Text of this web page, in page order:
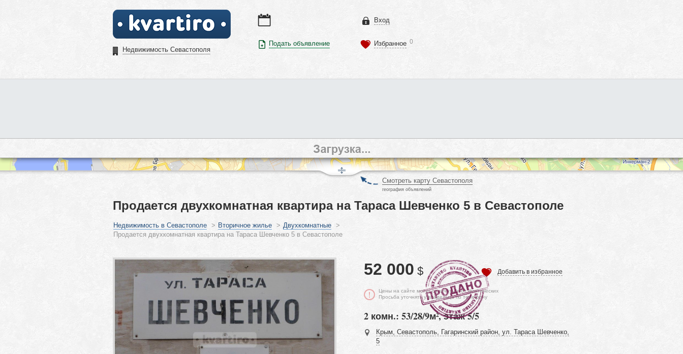
Недвижимость Севастополя
Подать объявление
Вход
Избранное 0
Смотреть карту Севастополя
география объявлений
Продается двухкомнатная квартира на Тараса Шевченко 5 в Севастополе
Недвижимость в Севастополе > Вторичное жилье > Двухкомнатные >
Продается двухкомнатная квартира на Тараса Шевченко 5 в Севастополе
52 000 $ Добавить в избранное
Цены на сайте могут отличаться от фактических
Просьба уточнять у владельца по телефону
2 комн.: 53/28/9м², этаж 5/5
Крым, Севастополь, Гагаринский район, ул. Тараса Шевченко,
5